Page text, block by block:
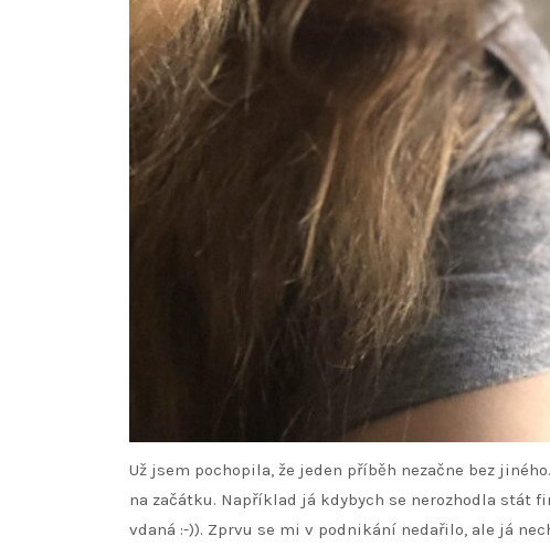
Už jsem pochopila, že jeden příběh nezačne bez
na začátku. Například já kdybych se nerozhodla stát
vdaná :-)). Zprvu se mi v podnikání nedařilo, ale já